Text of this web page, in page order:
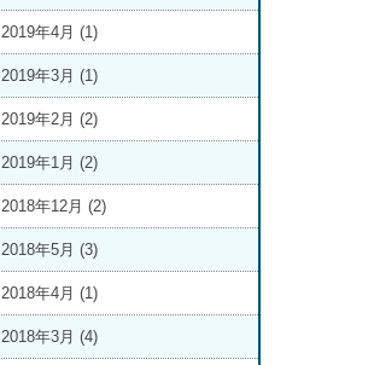
2019年4月 (1)
2019年3月 (1)
2019年2月 (2)
2019年1月 (2)
2018年12月 (2)
2018年5月 (3)
2018年4月 (1)
2018年3月 (4)